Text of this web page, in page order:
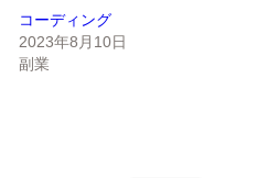
コーディング
2023年8月10日
副業